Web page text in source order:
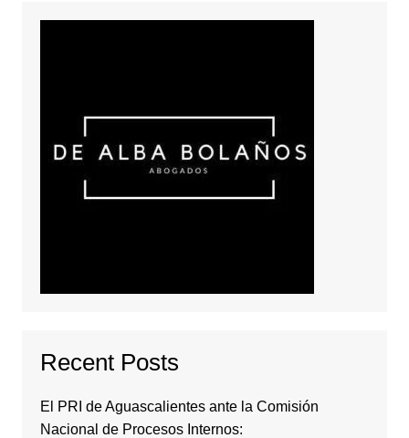
Recent Posts
El PRI de Aguascalientes ante la Comisión
Nacional de Procesos Internos: